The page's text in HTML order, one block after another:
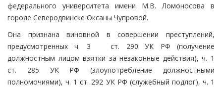
федерального университета имени М.В. Ломоносова в
городе Северодвинске Оксаны Чупровой.
Она признана виновной в совершении преступлений,
предусмотренных ч. 3 ст. 290 УК РФ (получение
должностным лицом взятки за незаконные действия), ч. 1
ст. 285 УК РФ (злоупотребление должностными
полномочиями), ч. 1 ст. 292 УК РФ (служебный подлог), ч. 1